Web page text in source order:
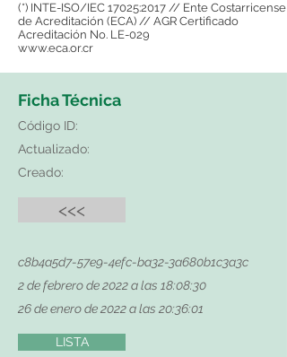
(*) INTE-ISO/IEC 17025:2017 // Ente Costarricense
de Acreditación (ECA) // AGR Certificado
Acreditación No. LE-029
www.eca.or.cr
Ficha Técnica
Código ID:
Actualizado:
Creado:
<<<
c8b4a5d7-57e9-4efc-ba32-3a680b1c3a3c
2 de febrero de 2022 a las 18:08:30
26 de enero de 2022 a las 20:36:01
LISTA